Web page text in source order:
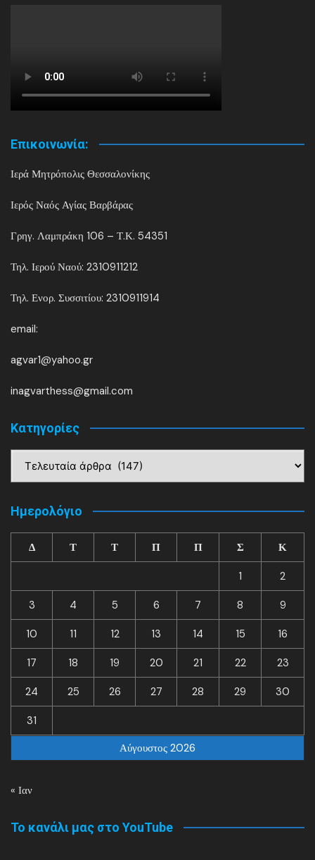
Επικοινωνία:
Ιερά Μητρόπολις Θεσσαλονίκης
Ιερός Ναός Αγίας Βαρβάρας
Γρηγ. Λαμπράκη 106 – Τ.Κ. 54351
Τηλ. Ιερού Ναού: 2310911212
Τηλ. Ενορ. Συσσιτίου: 2310911914
email:
agvar1@yahoo.gr
inagvarthess@gmail.com
Kατηγορίες
Ημερολόγιο
Αύγουστος 2026
Δ Τ Τ Π Π Σ Κ
1 2
3 4 5 6 7 8 9
10 11 12 13 14 15 16
17 18 19 20 21 22 23
24 25 26 27 28 29 30
31
« Ιαν
Το κανάλι μας στο YouTube